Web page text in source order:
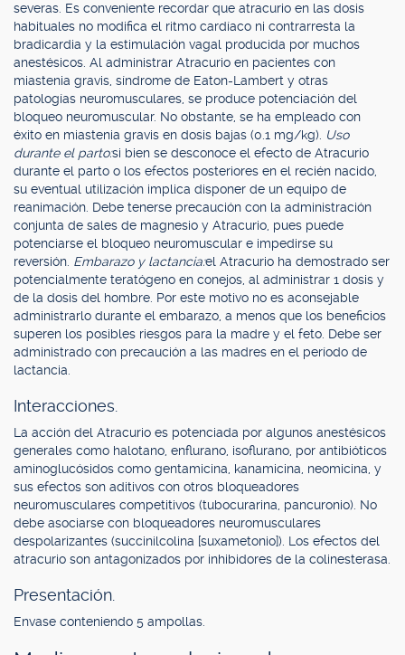
severas. Es conveniente recordar que atracurio en las dosis
habituales no modifica el ritmo cardíaco ni contrarresta la
bradicardia y la estimulación vagal producida por muchos
anestésicos. Al administrar Atracurio en pacientes con
miastenia gravis, síndrome de Eaton-Lambert y otras
patologías neuromusculares, se produce potenciación del
bloqueo neuromuscular. No obstante, se ha empleado con
éxito en miastenia gravis en dosis bajas (0.1 mg/kg). Uso
durante el parto:si bien se desconoce el efecto de Atracurio
durante el parto o los efectos posteriores en el recién nacido,
su eventual utilización implica disponer de un equipo de
reanimación. Debe tenerse precaución con la administración
conjunta de sales de magnesio y Atracurio, pues puede
potenciarse el bloqueo neuromuscular e impedirse su
reversión. Embarazo y lactancia:el Atracurio ha demostrado ser
potencialmente teratógeno en conejos, al administrar 1 dosis y
de la dosis del hombre. Por este motivo no es aconsejable
administrarlo durante el embarazo, a menos que los beneficios
superen los posibles riesgos para la madre y el feto. Debe ser
administrado con precaución a las madres en el período de
lactancia.
Interacciones.
La acción del Atracurio es potenciada por algunos anestésicos
generales como halotano, enflurano, isoflurano, por antibióticos
aminoglucósidos como gentamicina, kanamicina, neomicina, y
sus efectos son aditivos con otros bloqueadores
neuromusculares competitivos (tubocurarina, pancuronio). No
debe asociarse con bloqueadores neuromusculares
despolarizantes (succinilcolina [suxametonio]). Los efectos del
atracurio son antagonizados por inhibidores de la colinesterasa.
Presentación.
Envase conteniendo 5 ampollas.